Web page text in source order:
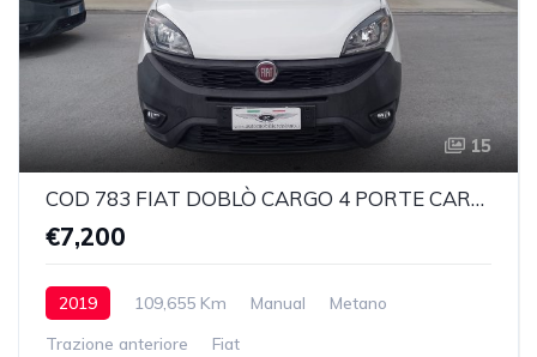
15
COD 783 FIAT DOBLÒ CARGO 4 PORTE CARGO 1.4 T-JET NATURAL POWER SX EURO6
€7,200
2019 109,655 Km Manual
Metano
Trazione anteriore
Fiat